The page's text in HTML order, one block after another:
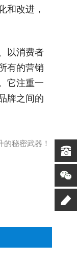
和改进，
以消费者
有的营销
它注重一
牌之间的
秘密武器！